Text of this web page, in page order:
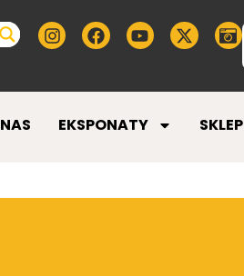
EKSPONATY SKLEP